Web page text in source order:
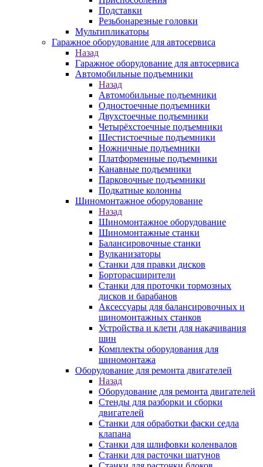
Подставки
Резьбонарезные головки
Мультипликаторы
Гаражное оборудование для автосервиса
Назад
Гаражное оборудование для автосервиса
Автомобильные подъемники
Назад
Автомобильные подъемники
Одностоечные подъемники
Двухстоечные подъемники
Четырёхстоечные подъемники
Шестистоечные подъемники
Ножничные подъемники
Платформенные подъемники
Канавные подъемники
Парковочные подъемники
Подкатные колонны
Шиномонтажное оборудование
Назад
Шиномонтажное оборудование
Шиномонтажные станки
Балансировочные станки
Вулканизаторы
Станки для правки дисков
Борторасширители
Станки для проточки тормозных
дисков и барабанов
Аксессуары для балансировочных и
шиномонтажных станков
Устройства и клети для накачивания
шин
Комплекты оборудования для
шиномонтажа
Оборудование для ремонта двигателей
Назад
Оборудование для ремонта двигателей
Стенды для разборки и сборки
двигателей
Станки для обработки фаски седла
клапана
Станки для шлифовки коленвалов
Станки для расточки шатунов